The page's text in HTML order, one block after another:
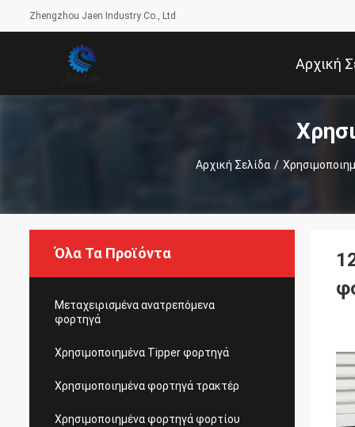
Zhengzhou Jaen Industry Co., Ltd
Αρχική
Αρχική Σελίδα /
Όλα Τα Προϊόντα
Μεταχειρισμένα ανατρεπόμενα
φορτηγά
Χρησιμοποιημένα Tipper φορτηγά
Χρησιμοποιημένα φορτηγά τρακτέρ
Χρησιμοποιημένα φορτηγά φορτίου